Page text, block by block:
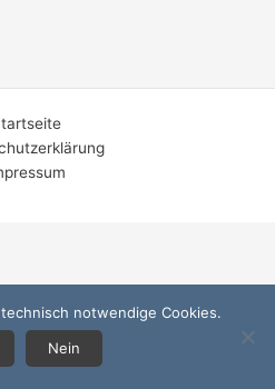
notwendige Cookies.
Nein